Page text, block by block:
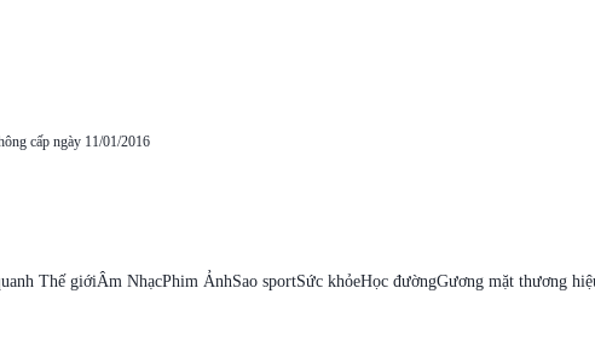
cấp ngày 11/01/2016
Thế giớiÂm NhạcPhim ẢnhSao sportSức khỏeHọc đườngGương mặt thương